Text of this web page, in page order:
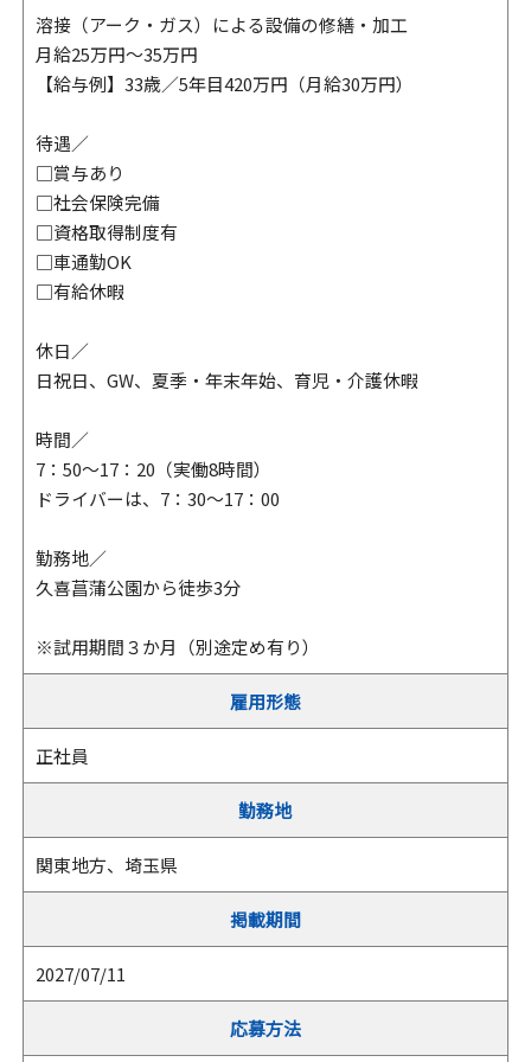
溶接（アーク・ガス）による設備の修繕・加工
月給25万円〜35万円
【給与例】33歳／5年目420万円（月給30万円）
待遇／
□賞与あり
□社会保険完備
□資格取得制度有
□車通勤OK
□有給休暇
休日／
日祝日、GW、夏季・年末年始、育児・介護休暇
時間／
7：50～17：20（実働8時間）
ドライバーは、7：30～17：00
勤務地／
久喜菖蒲公園から徒歩3分
※試用期間３か月（別途定め有り）
雇用形態
正社員
勤務地
関東地方、埼玉県
掲載期間
2027/07/11
応募方法